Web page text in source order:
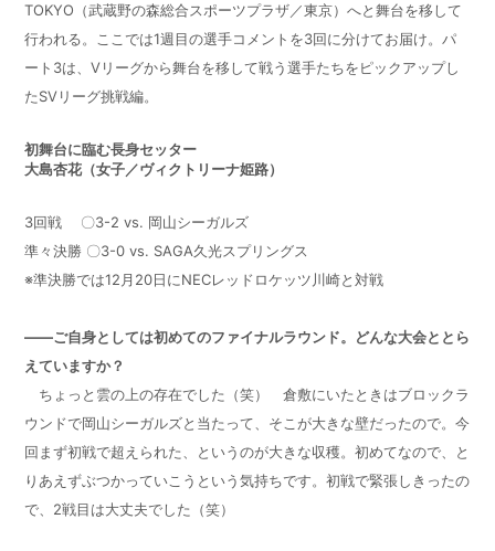
TOKYO （武蔵野の森総合スポーツプラザ／東京）へと舞台を移して
行われる。ここでは1週目の選手コメントを3回に分けてお届け。パ
ート 3は、Vリーグから舞台を移して戦う選手たちをピックアップし
たSVリーグ挑戦編。
初舞台に臨む長身セッター
大島杏花（女子／ヴィクトリーナ姫路）
3回戦 〇3-2 vs. 岡山シーガルズ
準々決勝 〇3-0 vs. SAGA久光スプリングス
※準決勝では12 月 20日にNECレッドロケッツ川崎と対戦
——ご自身としては初めてのファイナルラウンド。どんな大会ととら
えていますか？
ちょっと雲の上の存在でした（笑） 倉敷にいたときはブロックラ
ウンドで岡山シーガルズと当たって、そこが大きな壁だったので。今
回まず初戦で超えられた、というのが大きな収穫。初めてなので、と
りあえずぶつかっていこうという気持ちです。初戦で緊張しきったの
で、 2戦目は大丈夫でした（笑）